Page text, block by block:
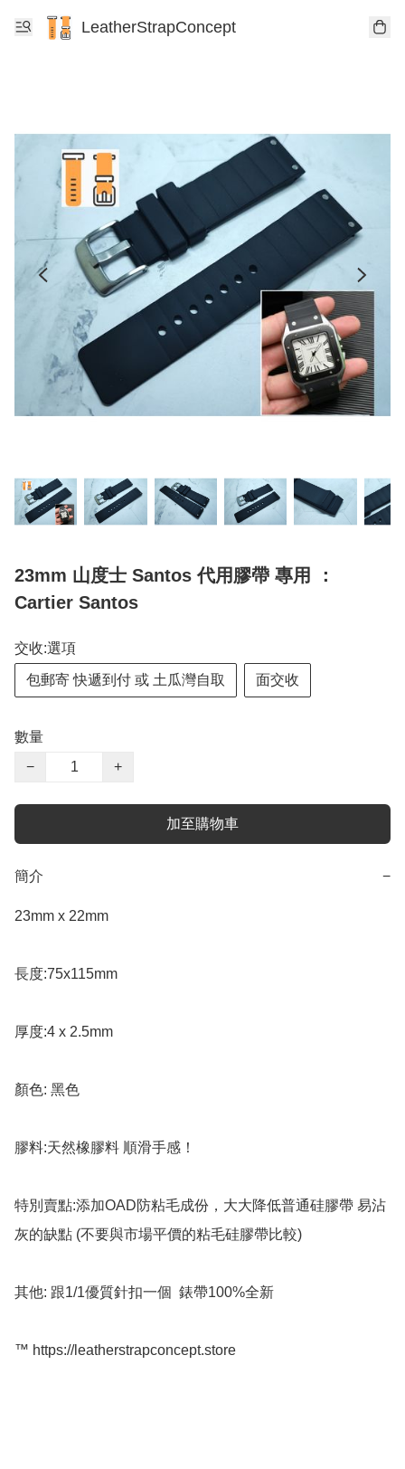
LeatherStrapConcept
23mm 山度士 Santos 代用膠帶 專用 ：
Cartier Santos
交收:選項
包郵寄 快遞到付 或 土瓜灣自取 面交收
數量
−
+
加至購物車
簡介 −
23mm x 22mm
長度:75x115mm
厚度:4 x 2.5mm
顏色: 黑色
膠料:天然橡膠料 順滑手感！
特別賣點:添加OAD防粘毛成份，大大降低普通硅膠帶 易沾
灰的缺點 (不要與市場平價的粘毛硅膠帶比較)
其他: 跟1/1優質針扣一個  錶帶100%全新
™️ https://leatherstrapconcept.store